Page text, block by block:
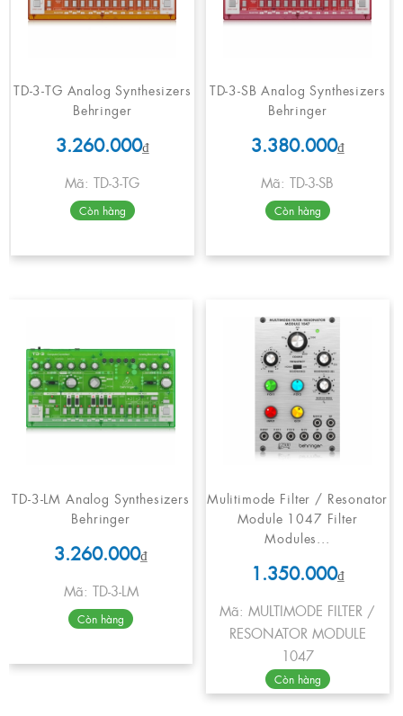
TD-3-TG Analog Synthesizers
Behringer
3.260.000₫
Mã: TD-3-TG
Còn hàng
TD-3-SB Analog Synthesizers
Behringer
3.380.000₫
Mã: TD-3-SB
Còn hàng
TD-3-LM Analog Synthesizers
Behringer
3.260.000₫
Mã: TD-3-LM
Còn hàng
Mulitimode Filter / Resonator
Module 1047 Filter
Modules...
1.350.000₫
Mã: MULTIMODE FILTER /
RESONATOR MODULE
1047
Còn hàng